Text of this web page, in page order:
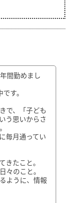
間勤めまし
す。
で、「子ども
う思いからさ
毎月通ってい
きたこと。
々のこと。
ように、情報